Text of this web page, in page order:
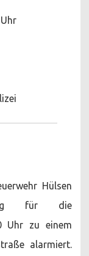
Hülsen
für die
Uhr zu einem
alarmiert.